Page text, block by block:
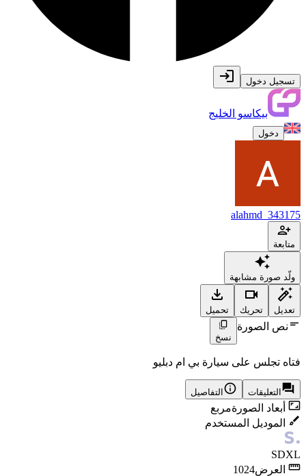
تسجيل دخول
بيكاسو الخليج
دخول
alahmd_343175
متابعة
ولّد صورة مشابهة
تعديل تحريك تحميل
نص الصورة
نسخ
فتاه تجلس على سيارة بي ام دبليو
التعليقات التفاصيل
أبعاد الصورةمربع
الموديل المستخدم
SDXL
العرض1024